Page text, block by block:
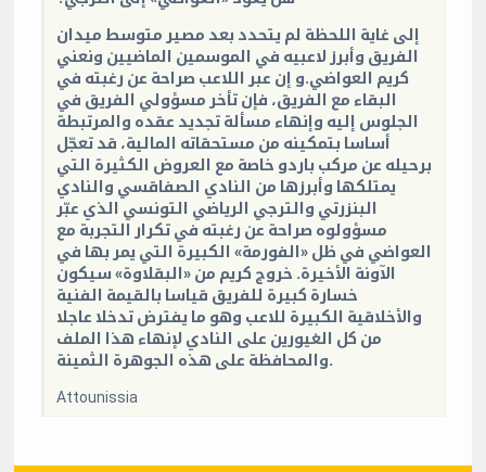
إلى غاية اللحظة لم يتحدد بعد مصير متوسط ميدان
الفريق وأبرز لاعبيه في الموسمين الماضيين ونعني
كريم العواضي.و إن عبر اللاعب صراحة عن رغبته في
البقاء مع الفريق، فإن تأخر مسؤولي الفريق في
الجلوس إليه وإنهاء مسألة تجديد عقده والمرتبطة
أساسا بتمكينه من مستحقاته المالية، قد تعجّل
برحيله عن مركب باردو خاصة مع العروض الكثيرة التي
يمتلكها وأبرزها من النادي الصفاقسي والنادي
البنزرتي والترجي الرياضي التونسي الذي عبّر
مسؤولوه صراحة عن رغبته في تكرار التجربة مع
العواضي في ظل «الفورمة» الكبيرة التي يمر بها في
الآونة الأخيرة. خروج كريم من «البقلاوة» سيكون
خسارة كبيرة للفريق قياسا بالقيمة الفنية
والأخلاقية الكبيرة للاعب وهو ما يفترض تدخلا عاجلا
من كل الغيورين على النادي لإنهاء هذا الملف
والمحافظة على هذه الجوهرة الثمينة.
Attounissia